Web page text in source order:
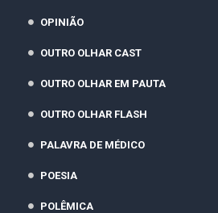
OPINIÃO
OUTRO OLHAR CAST
OUTRO OLHAR EM PAUTA
OUTRO OLHAR FLASH
PALAVRA DE MÉDICO
POESIA
POLÊMICA